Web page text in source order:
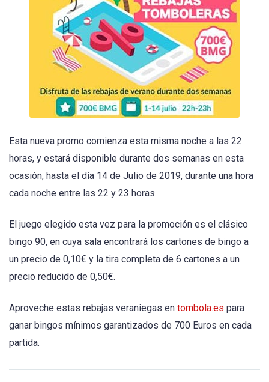
Esta nueva promo comienza esta misma noche a las 22
horas, y estará disponible durante dos semanas en esta
ocasión, hasta el día 14 de Julio de 2019, durante una hora
cada noche entre las 22 y 23 horas.
El juego elegido esta vez para la promoción es el clásico
bingo 90, en cuya sala encontrará los cartones de bingo a
un precio de 0,10€ y la tira completa de 6 cartones a un
precio reducido de 0,50€.
Aproveche estas rebajas veraniegas en tombola.es para
ganar bingos mínimos garantizados de 700 Euros en cada
partida.